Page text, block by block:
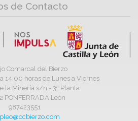
de Contacto
Comarcal del Bierzo
14,00 horas de Lunes a Viernes
la Minería s/n - 3ª Planta
PONFERRADA León
987423551